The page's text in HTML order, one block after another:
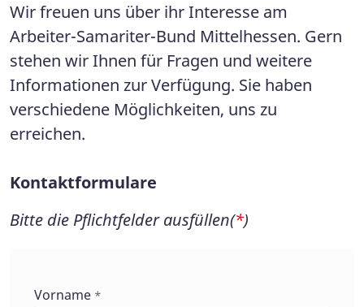
Wir freuen uns über ihr Interesse am
Arbeiter-Samariter-Bund Mittelhessen. Gern
stehen wir Ihnen für Fragen und weitere
Informationen zur Verfügung. Sie haben
verschiedene Möglichkeiten, uns zu
erreichen.
Kontaktformulare
Bitte die Pflichtfelder ausfüllen(*)
Kontaktformulare
Vorname *